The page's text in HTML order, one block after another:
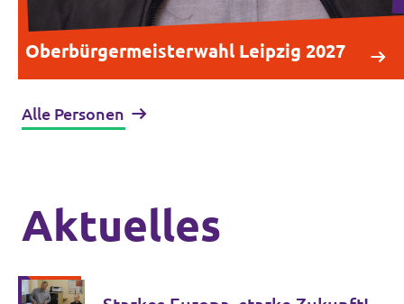
Oberbürgermeisterwahl Leipzig 2027
Alle Personen
Aktuelles